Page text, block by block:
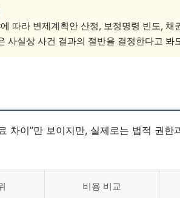
따라 변제계획안 산정, 보정명령 빈도, 채
사실상 사건 결과의 절반을 결정한다고 봐
차이”만 보이지만, 실제로는 법적 권한
비용 비교